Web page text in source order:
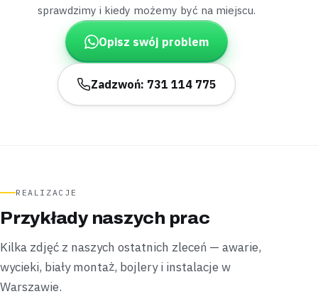
„Głośna praca hydroforu towarzyszyła jeszcze
niepodłączonej nowej umywalce.”
Podłączyliśmy umywalkę i przy okazji sprawdziliśmy pracę
wszystko załatwiliśmy podczas jednej
Zamontowane
Wymieniliśmy uszczelkę progu i ponownie
zasilikonowaliśmy krawędzie,
naprawa obeszła się bez
rozbierania zabudowy.
Uszczelnione Bez rozbierania zabudowy
Czosnów
sprawdzimy i kiedy możemy być na miejscu.
Opisz swój problem
Zadzwoń: 731 114 775
REALIZACJE
Przykłady naszych prac
Kilka zdjęć z naszych ostatnich zleceń — awarie,
wycieki, biały montaż, bojlery i instalacje w
Warszawie.